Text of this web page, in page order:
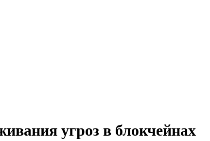
угроз в блокчейнах